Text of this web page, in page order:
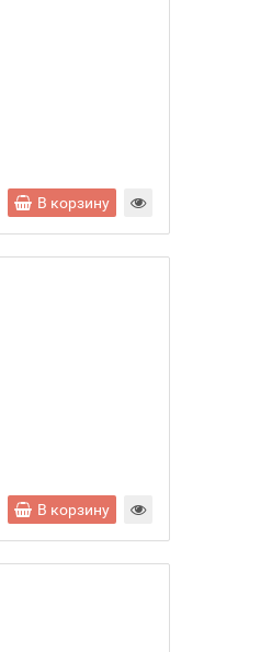
В корзину
В корзину